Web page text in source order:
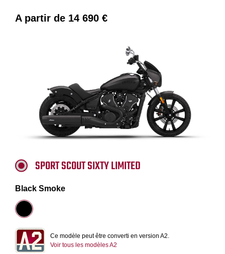
A partir de 14 690 €
SPORT SCOUT SIXTY LIMITED
Black Smoke
Ce modèle peut être converti en version A2.
Voir tous les modèles A2